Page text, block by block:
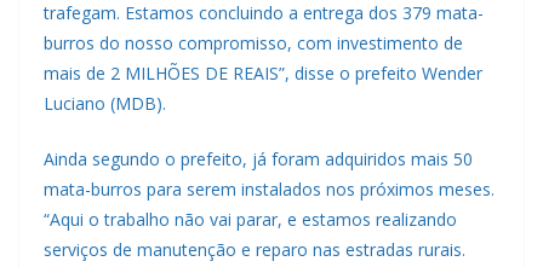
trafegam. Estamos concluindo a entrega dos 379 mata-
burros do nosso compromisso, com investimento de
mais de 2 MILHÕES DE REAIS”, disse o prefeito Wender
Luciano (MDB).
Ainda segundo o prefeito, já foram adquiridos mais 50
mata-burros para serem instalados nos próximos meses.
“Aqui o trabalho não vai parar, e estamos realizando
serviços de manutenção e reparo nas estradas rurais.